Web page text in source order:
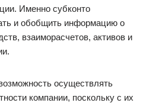
Именно субконто
и обобщить информацию о
взаиморасчетов, активов и
осуществлять
компании, поскольку с их